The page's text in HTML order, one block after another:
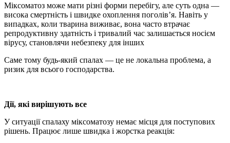
Міксоматоз може мати різні форми перебігу, але суть одна —
висока смертність і швидке охоплення поголів’я. Навіть у
випадках, коли тварина виживає, вона часто втрачає
репродуктивну здатність і тривалий час залишається носієм
вірусу, становлячи небезпеку для інших
Саме тому будь-який спалах — це не локальна проблема, а
ризик для всього господарства.
Дії, які вирішують все
У ситуації спалаху міксоматозу немає місця для поступових
рішень. Працює лише швидка і жорстка реакція: